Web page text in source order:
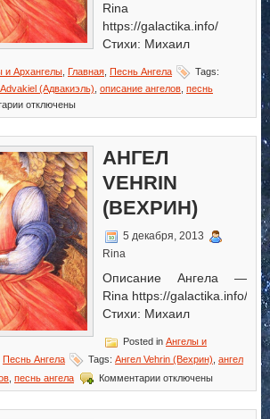
Rina
https://galactika.info/
Стихи: Михаил
и Архангелы Главная Песнь Ангела
Tags:
(Адвакиэль) описание ангелов песнь
к
записи
Advakiel
(Адвакиэль)
отключены
АНГЕЛ
VEHRIN
(ВЕХРИН)
5 декабря, 2013
Rina
Описание Ангела —
Rina https://galactika.info/
Стихи: Михаил
Posted in Ангелы и
Песнь Ангела Tags: Ангел Vehrin (Вехрин) ангел
песнь ангела Комментариик
записи
отключены